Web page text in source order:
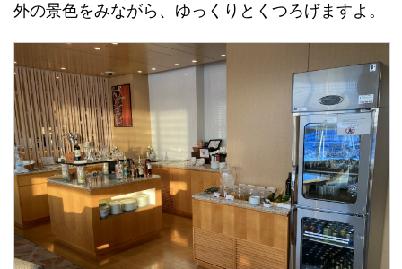
外の景色をみながら、ゆっくりとくつろげますよ。